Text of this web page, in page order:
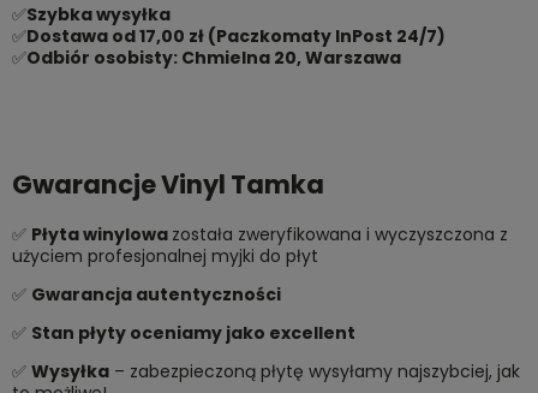
✅Szybka wysyłka
✅Dostawa od 17,00 zł (Paczkomaty InPost 24/7)
✅Odbiór osobisty: Chmielna 20, Warszawa
Gwarancje Vinyl Tamka
✅ Płyta winylowa została zweryfikowana i wyczyszczona z
użyciem profesjonalnej myjki do płyt
✅ Gwarancja autentyczności
✅ Stan płyty oceniamy jako excellent
✅ Wysyłka – zabezpieczoną płytę wysyłamy najszybciej, jak